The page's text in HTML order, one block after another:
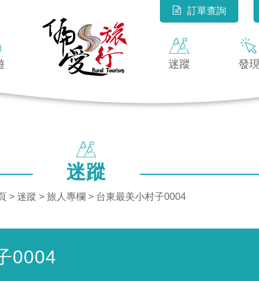
訂單查詢
迷蹤 發
迷蹤
> 迷蹤 > 旅人專欄 > 台東最美小村子0004
0004